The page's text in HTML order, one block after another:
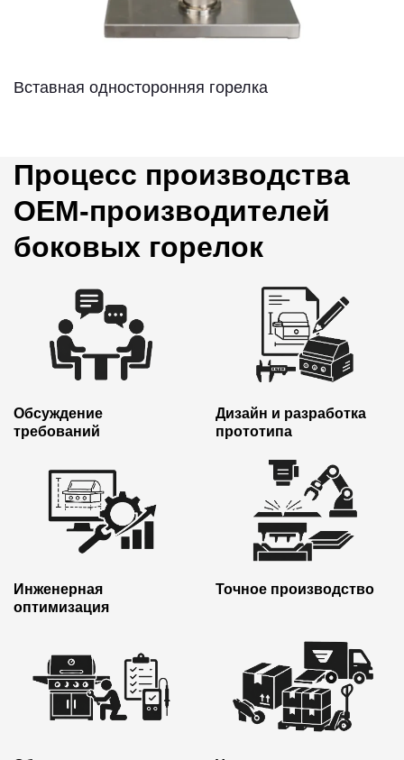
Вставная односторонняя горелка
Процесс производства
OEM-производителей
боковых горелок
Обсуждение
требований
Дизайн и разработка
прототипа
Инженерная
оптимизация
Точное производство